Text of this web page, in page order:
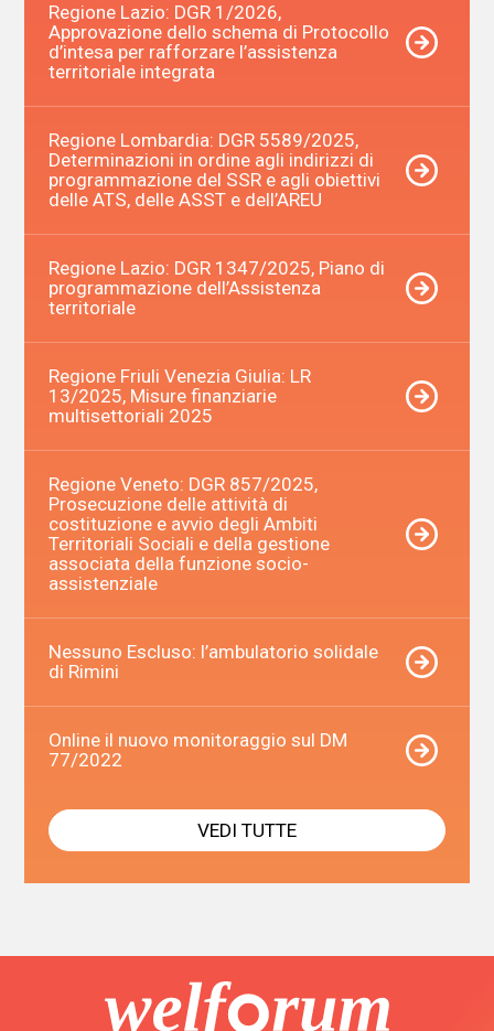
Regione Lazio: DGR 1/2026,
Approvazione dello schema di Protocollo
d’intesa per rafforzare l’assistenza
territoriale integrata
Regione Lombardia: DGR 5589/2025,
Determinazioni in ordine agli indirizzi di
programmazione del SSR e agli obiettivi
delle ATS, delle ASST e dell’AREU
Regione Lazio: DGR 1347/2025, Piano di
programmazione dell’Assistenza
territoriale
Regione Friuli Venezia Giulia: LR
13/2025, Misure finanziarie
multisettoriali 2025
Regione Veneto: DGR 857/2025,
Prosecuzione delle attività di
costituzione e avvio degli Ambiti
Territoriali Sociali e della gestione
associata della funzione socio-
assistenziale
Nessuno Escluso: l’ambulatorio solidale
di Rimini
Online il nuovo monitoraggio sul DM
77/2022
VEDI TUTTE